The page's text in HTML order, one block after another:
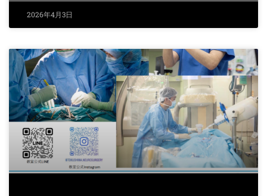
2026年4月3日